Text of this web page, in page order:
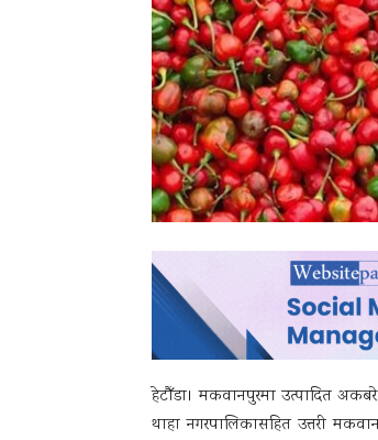
हेटौँडा। मकवानपुरमा उत्पादित
थाहा नगरपालिकासहित उत्तरी